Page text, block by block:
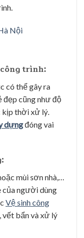
công trình:
có thể gây ra
đẹp cũng như độ
kịp thời xử lý.
dựngđóng vai
mùi sơn nhà,…
của người dùng
Vệ sinh công
vết bẩn và xử lý